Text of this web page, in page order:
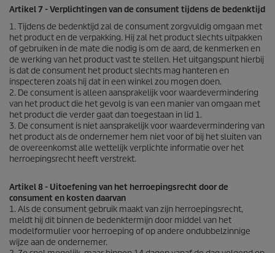
Artikel 7 - Verplichtingen van de consument tijdens de bedenktijd
1. Tijdens de bedenktijd zal de consument zorgvuldig omgaan met
het product en de verpakking. Hij zal het product slechts uitpakken
of gebruiken in de mate die nodig is om de aard, de kenmerken en
de werking van het product vast te stellen. Het uitgangspunt hierbij
is dat de consument het product slechts mag hanteren en
inspecteren zoals hij dat in een winkel zou mogen doen.
2. De consument is alleen aansprakelijk voor waardevermindering
van het product die het gevolg is van een manier van omgaan met
het product die verder gaat dan toegestaan in lid 1.
3. De consument is niet aansprakelijk voor waardevermindering van
het product als de ondernemer hem niet voor of bij het sluiten van
de overeenkomst alle wettelijk verplichte informatie over het
herroepingsrecht heeft verstrekt.
Artikel 8 - Uitoefening van het herroepingsrecht door de
consument en kosten daarvan
1. Als de consument gebruik maakt van zijn herroepingsrecht,
meldt hij dit binnen de bedenktermijn door middel van het
modelformulier voor herroeping of op andere ondubbelzinnige
wijze aan de ondernemer.